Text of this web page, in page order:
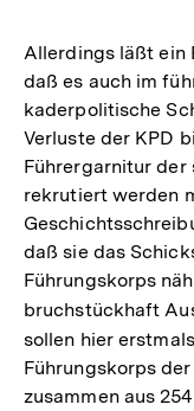
Allerdings läßt ein
daß es auch im
kaderpolitische
Verluste der KPD
Führergarnitur der
rekrutiert werden
daß sie das
Führungskorps
bruchstückhaft
sollen hier
Führungskorps
zusammen aus